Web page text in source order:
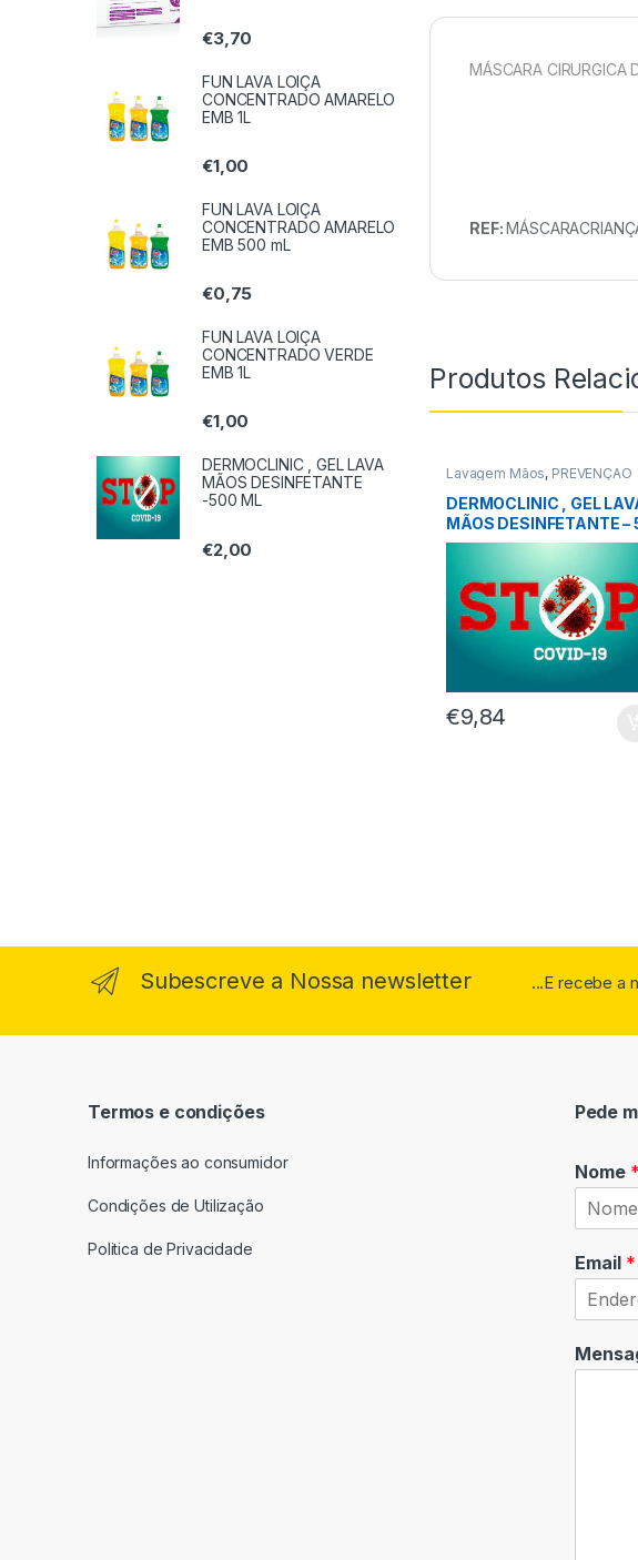
MÁSCARA CIRURGICA
REF:
Produtos
Lavagem Mãos, PREVENÇÃO
COVID-19
DERMOCLINIC , GEL
MÃOS DESINFETANTE –
LITROS
€9,84
€3,70
FUN LAVA LOIÇA
CONCENTRADO AMARELO
EMB 1L
€1,00
FUN LAVA LOIÇA
CONCENTRADO AMARELO
EMB 500 mL
€0,75
FUN LAVA LOIÇA
CONCENTRADO VERDE
EMB 1L
€1,00
DERMOCLINIC , GEL LAVA
MÃOS DESINFETANTE
-500 ML
€2,00
Subescreve a Nossa newsletter ...E recebe a
Termos e condições
Informações ao consumidor
Condições de Utilização
Politica de Privacidade
Pede
Nome *
i
rEmail *